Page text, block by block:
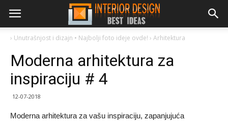
› Unutrašnjost i dizajn • Najbolji foto ideje ovde! › Arhitektura
Moderna arhitektura za
inspiraciju # 4
12-07-2018
Moderna arhitektura za vašu inspiraciju, zapanjujuća